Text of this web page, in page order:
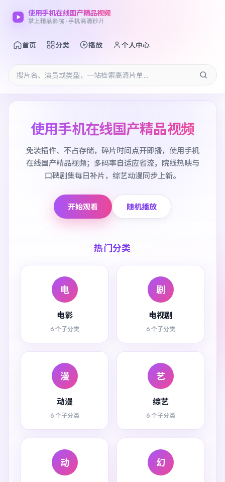
使用手机在线国产精品视频
掌上精品影院 · 手机高清秒开
首页 分类 播放 个人中心
使用手机在线国产精品视频
免装插件、不占存储，碎片时间点开即播，使用手机
在线国产精品视频；多码率自适应省流，院线热映与
口碑剧集每日补片，综艺动漫同步上新。
开始观看 随机播放
热门分类
电
电影
6 个子分类
剧
电视剧
6 个子分类
漫
动漫
6 个子分类
艺
综艺
6 个子分类
动 幻